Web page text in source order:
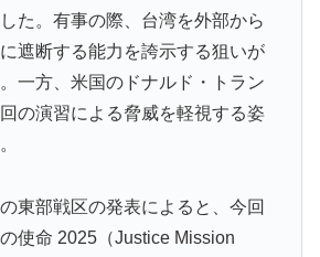
りすぎだ」中村敬斗、ランス残留の可
！移籍金が交渉の壁に..現地サポの本
の反応】
永昇太、好調の秘訣はスマホ画面だと
「NPBでは面白さが必須条件なの？」
じた」
！」日本の医療従事者の倫理観の高さ
た。有事の際、台湾を外部から
遮断する能力を誇示する狙いが
一方、米国のドナルド・トラン
の演習による脅威を軽視する姿
東部戦区の発表によると、今回
使命 2025（Justice Mission